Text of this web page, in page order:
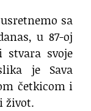
sa
u 87-oj
svoje
je Sava
četkicom i
život.